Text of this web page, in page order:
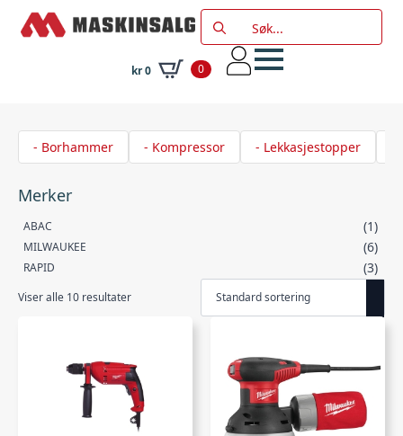
Search
for:
kr0 0
- Borhammer - Kompressor - Lekkasjestopper
Merker
ABAC (1)
MILWAUKEE (6)
RAPID (3)
Viser alle 10 resultater